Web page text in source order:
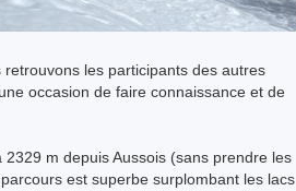
les participants des autres
occasion de faire connaissance et de
m depuis Aussois (sans prendre les
est superbe surplombant les lacs